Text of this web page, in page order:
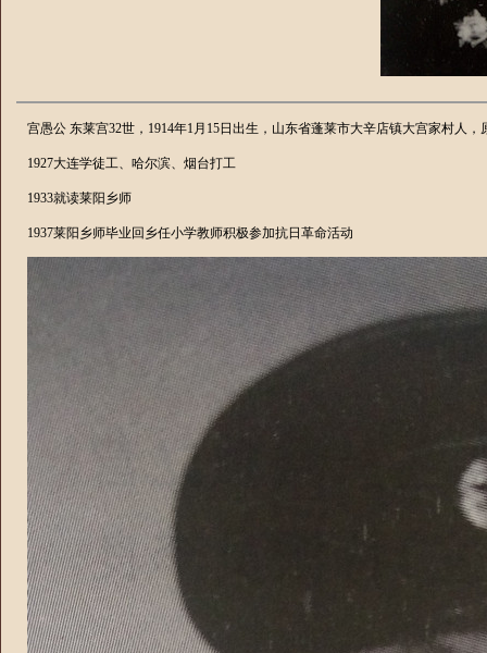
宫愚公 东莱宫32世， 1914年1 月 15日出生，山东省蓬莱市大辛店镇大宫家村人
1927大连学徒工、哈尔滨、烟台打工
1933就读莱阳乡师
1937莱阳乡师毕业回乡任小学教师积极参加抗日革命活动